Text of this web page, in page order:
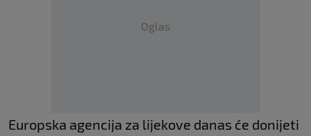
Oglas
Europska agencija za lijekove danas će donijeti